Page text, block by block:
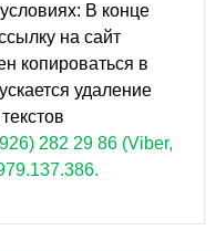
В конце
на сайт
копироваться в
удаление
282 29 86 (Viber,